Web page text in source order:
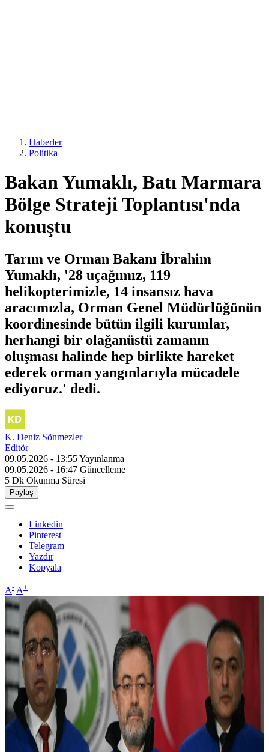
Haberler
Politika
Bakan Yumaklı, Batı Marmara
Bölge Strateji Toplantısı'nda
konuştu
Tarım ve Orman Bakanı İbrahim
Yumaklı, '28 uçağımız, 119
helikopterimizle, 14 insansız hava
aracımızla, Orman Genel Müdürlüğünün
koordinesinde bütün ilgili kurumlar,
herhangi bir olağanüstü zamanın
oluşması halinde hep birlikte hareket
ederek orman yangınlarıyla mücadele
ediyoruz.' dedi.
K. Deniz Sönmezler
Editör
09.05.2026 - 13:55Yayınlanma
09.05.2026 - 16:47 Güncelleme
5 Dk Okunma Süresi
Paylaş
Linkedin
Pinterest
Telegram
Yazdır
Kopyala
A- A+